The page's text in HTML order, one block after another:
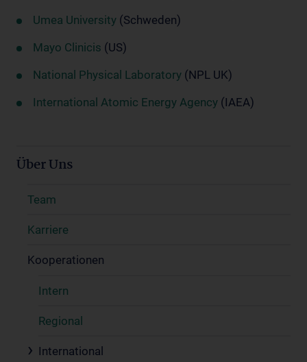
Umea University (Schweden)
Mayo Clinicis (US)
National Physical Laboratory (NPL UK)
International Atomic Energy Agency (IAEA)
Über Uns
Team
Karriere
Kooperationen
Intern
Regional
International